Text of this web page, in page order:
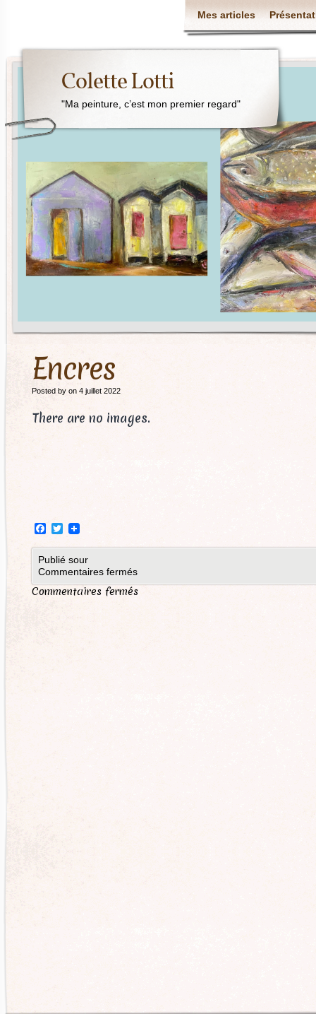
Mes articles
Colette Lotti
"Ma peinture, c’est mon premier regard"
Encres
Posted by on 4 juillet 2022
There are no images.
Facebook
Twitter
Publié sour
Commentaires fermés
Commentaires fermés